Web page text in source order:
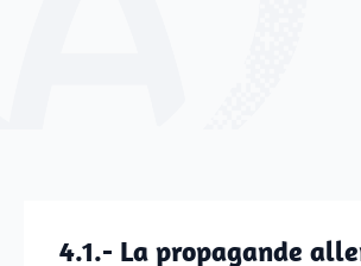
4.1.- La propagande